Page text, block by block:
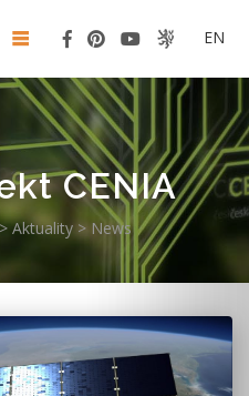
EN
CENIA
>Aktuality > News